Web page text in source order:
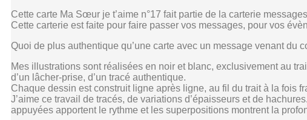
Cette carte Ma Sœur je t’aime n°17 fait partie de la carterie
Cette carterie est faite pour faire passer vos messages, pour vos
Quoi de plus authentique qu’une carte avec un message venant du
Mes illustrations sont réalisées en noir et blanc, exclusivement au
d’un lâcher-prise, d’un tracé authentique.
Chaque dessin est construit ligne après ligne, au fil du trait à la fois
J’aime ce travail de tracés, de variations d’épaisseurs et de
appuyées apportent le rythme et les superpositions montrent la